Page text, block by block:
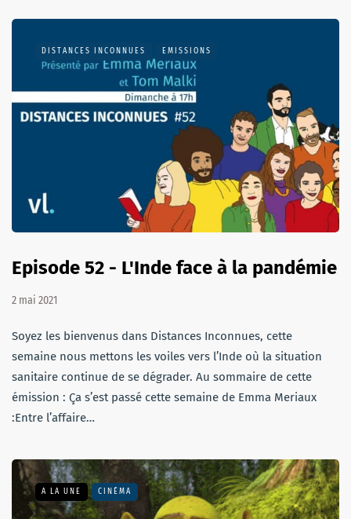
DISTANCES INCONNUES EMISSIONS
Episode 52 - L'Inde face à la pandémie
2 mai 2021
Soyez les bienvenus dans Distances Inconnues, cette
semaine nous mettons les voiles vers l’Inde où la situation
sanitaire continue de se dégrader. Au sommaire de cette
émission : Ça s’est passé cette semaine de Emma Meriaux
:Entre l’affaire…
A LA UNE CINÉMA